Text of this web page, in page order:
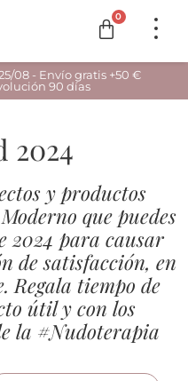
0
08 - Envío gratis +50 €
90 días
2024
y productos
que puedes
2024 para causar
de satisfacción, en
Regala tiempo de
útil y con los
la #Nudoterapia